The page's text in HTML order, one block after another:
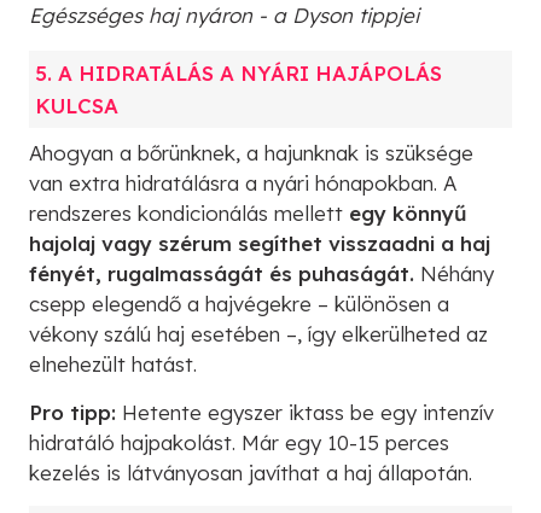
Egészséges haj nyáron - a Dyson tippjei
5. A HIDRATÁLÁS A NYÁRI HAJÁPOLÁS
KULCSA
Ahogyan a bőrünknek, a hajunknak is szüksége
van extra hidratálásra a nyári hónapokban. A
rendszeres kondicionálás mellett egy könnyű
hajolaj vagy szérum segíthet visszaadni a haj
fényét, rugalmasságát és puhaságát. Néhány
csepp elegendő a hajvégekre – különösen a
vékony szálú haj esetében –, így elkerülheted az
elnehezült hatást.
Pro tipp: Hetente egyszer iktass be egy intenzív
hidratáló hajpakolást. Már egy 10-15 perces
kezelés is látványosan javíthat a haj állapotán.